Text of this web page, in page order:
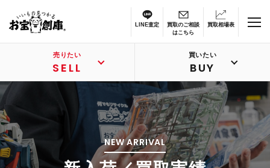
LINE査定
買取のご相談
はこちら
買取相場表
売りたい
SELL
買いたい
BUY
NEW ARRIVAL